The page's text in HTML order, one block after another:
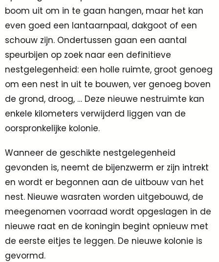
boom uit om in te gaan hangen, maar het kan
even goed een lantaarnpaal, dakgoot of een
schouw zijn. Ondertussen gaan een aantal
speurbijen op zoek naar een definitieve
nestgelegenheid: een holle ruimte, groot genoeg
om een nest in uit te bouwen, ver genoeg boven
de grond, droog, … Deze nieuwe nestruimte kan
enkele kilometers verwijderd liggen van de
oorspronkelijke kolonie.
Wanneer de geschikte nestgelegenheid
gevonden is, neemt de bijenzwerm er zijn intrekt
en wordt er begonnen aan de uitbouw van het
nest. Nieuwe wasraten worden uitgebouwd, de
meegenomen voorraad wordt opgeslagen in de
nieuwe raat en de koningin begint opnieuw met
de eerste eitjes te leggen. De nieuwe kolonie is
gevormd.